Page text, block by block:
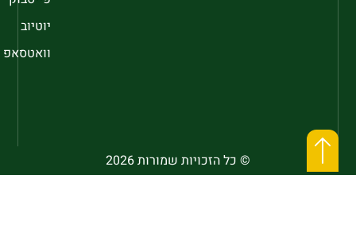
וואטסאפ
© כל הזכויות שמורות 2026